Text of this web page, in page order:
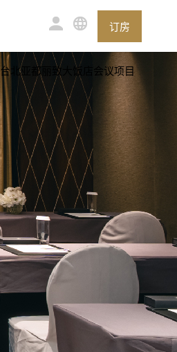
订房
台北亚都丽致大饭店会议项目